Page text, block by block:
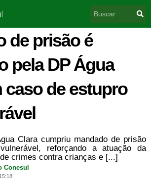
de prisão é
pela DP Água
caso de estupro
Clara cumpriu mandado de prisão
reforçando a atuação da
crimes contra crianças e [...]
Conesul